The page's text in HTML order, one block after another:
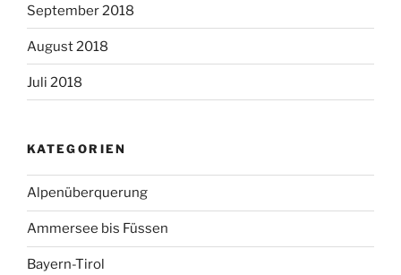
September 2018
August 2018
Juli 2018
KATEGORIEN
Alpenüberquerung
Ammersee bis Füssen
Bayern-Tirol